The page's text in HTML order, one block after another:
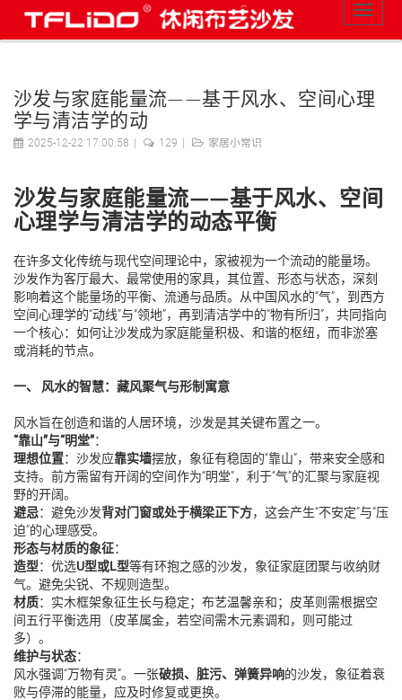
沙发与家庭能量流——基于风水、空间心理
学与清洁学的动
2025-12-22 17:00:58 129 家居小常识
沙发与家庭能量流——基于风水、空间
心理学与清洁学的动态平衡
在许多文化传统与现代空间理论中，家被视为一个流动的能量场。
沙发作为客厅最大、最常使用的家具，其位置、形态与状态，深刻
影响着这个能量场的平衡、流通与品质。从中国风水的“气”，到西方
空间心理学的“动线”与“领地”，再到清洁学中的“物有所归”，共同指向
一个核心：如何让沙发成为家庭能量积极、和谐的枢纽，而非淤塞
或消耗的节点。
一、 风水的智慧：藏风聚气与形制寓意
风水旨在创造和谐的人居环境，沙发是其关键布置之一。
“靠山”与“明堂”：
理想位置：沙发应靠实墙摆放，象征有稳固的“靠山”，带来安全感和
支持。前方需留有开阔的空间作为“明堂”，利于“气”的汇聚与家庭视
野的开阔。
避忌：避免沙发背对门窗或处于横梁正下方，这会产生“不安定”与“压
迫”的心理感受。
形态与材质的象征：
造型：优选U型或L型等有环抱之感的沙发，象征家庭团聚与收纳财
气。避免尖锐、不规则造型。
材质：实木框架象征生长与稳定；布艺温馨亲和；皮革则需根据空
间五行平衡选用（皮革属金，若空间需木元素调和，则可能过
多）。
维护与状态：
风水强调“万物有灵”。一张破损、脏污、弹簧异响的沙发，象征着衰
败与停滞的能量，应及时修复或更换。